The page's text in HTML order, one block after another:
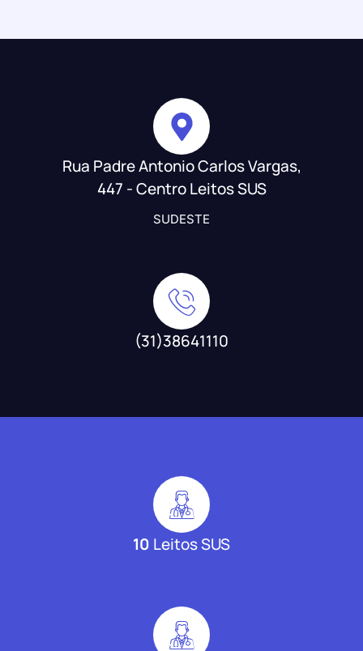
Rua Padre Antonio Carlos Vargas,
447 - Centro Leitos SUS
SUDESTE
(31)38641110
10 Leitos SUS